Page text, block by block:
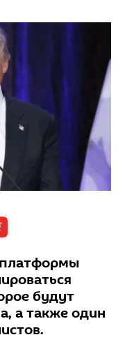
будут
а также один